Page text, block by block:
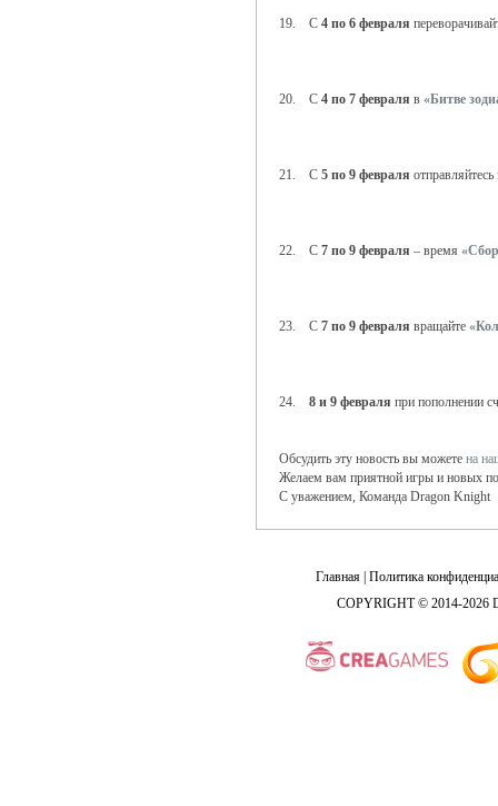
19. С 4 по 6 февраля
20. С 4 по 7 февраля в «Битве
21. С 5 по 9 февраля
22. С 7 по 9 февраля – время
23. С 7 по 9 февраля вращайте
24. 8 и 9 февраля при пополнении
Обсудить эту новость вы можете на
Желаем вам приятной игры и новых
С уважением, Команда Dragon Knight
Главная Политика
COPYRIGHT © 2014-2026